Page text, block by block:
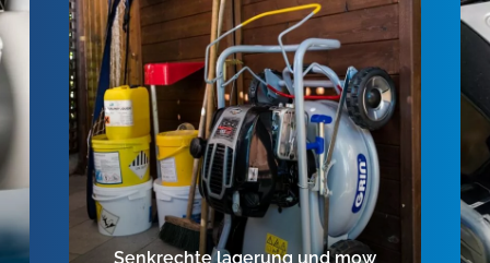
Senkrechte lagerung und mow